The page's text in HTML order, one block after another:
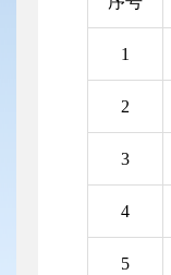
1
2
3
4
5